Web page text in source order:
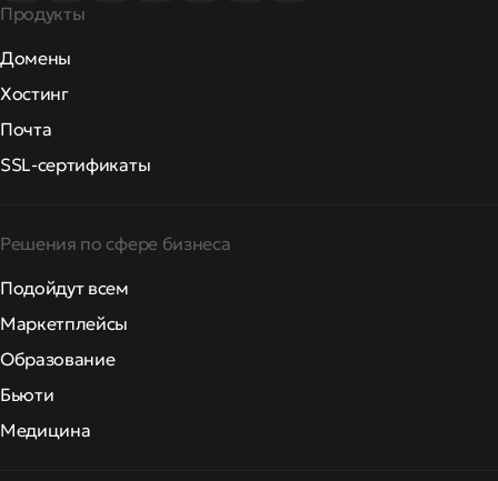
Продукты
Домены
Хостинг
Почта
SSL-сертификаты
Решения по сфере бизнеса
Подойдут всем
Маркетплейсы
Образование
Бьюти
Медицина